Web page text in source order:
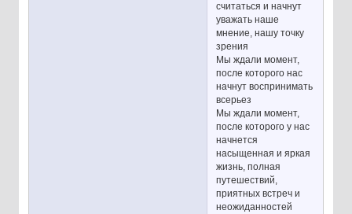
считаться и начнут
уважать наше
мнение, нашу точку
зрения
Мы ждали момент,
после которого нас
начнут воспринимать
всерьез
Мы ждали момент,
после которого у нас
начнется
насыщенная и яркая
жизнь, полная
путешествий,
приятных встреч и
неожиданностей